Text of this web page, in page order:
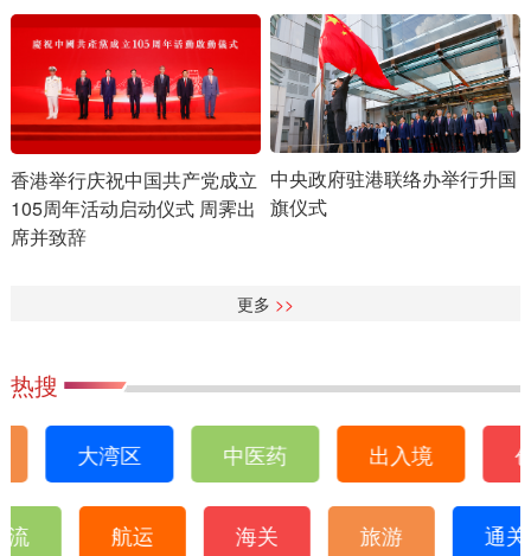
香港举行庆祝中国共产党成立
105周年活动启动仪式 周霁出
席并致辞
中央政府驻港联络办举行升国
旗仪式
更多 >>
热搜
大湾区 中医药 出入境
航运 海关 旅游 通关